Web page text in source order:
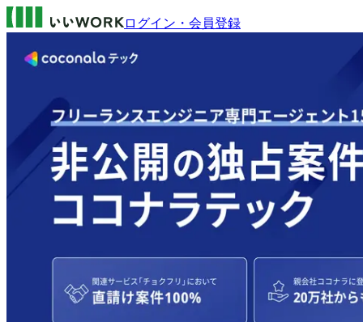
ログイン・会員登録